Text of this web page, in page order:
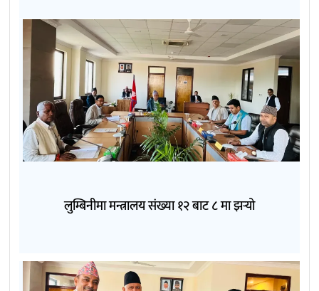
लुम्बिनीमा मन्त्रालय संख्या १२ बाट ८ मा झर्‍यो